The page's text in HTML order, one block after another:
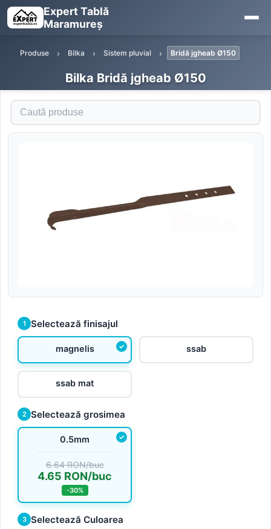
Expert Tablă
Maramureș
Produse Bilka Sistem pluvial Bridă jgheab Ø150
Bilka Bridă jgheab Ø150
Caută produse
1 Selectează finisajul
magnelis ssab
ssab mat
2 Selectează grosimea
0.5mm
6.64 RON/buc
4.65 RON/buc
-30%
3 Selectează Culoarea